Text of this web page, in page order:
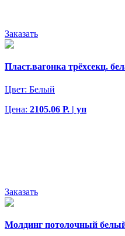
Заказать
Пласт.вагонка трёхсекц.
Цвет: Белый
Цена: 2105.06 Р. | уп
Заказать
Молдинг потолочный